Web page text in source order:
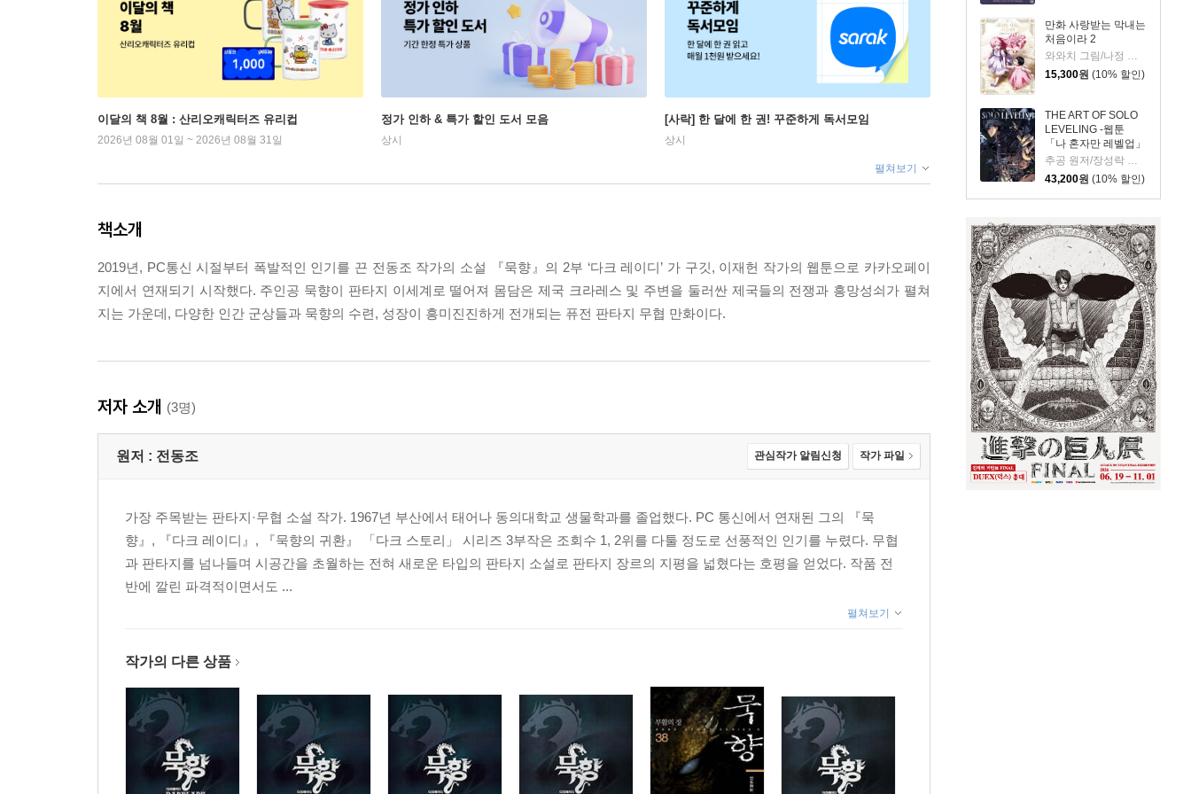
만화 사랑받는 막내는
처음이라 2
15,300원 (10% 할인)
THE ART OF SOLO
LEVELING -웹툰
「나 혼자만 레벨업」
공식 아트북-
추공 원저/장성락 그림
43,200원 (10% 할인)
이달의 책 8월 : 산리오캐릭터즈 유리컵
2026년 08월 01일 ~ 2026년 08월 31일
정가 인하 & 특가 할인 도서 모음
상시
[사락] 한 달에 한 권! 꾸준하게 독서모임
상시
펼쳐보기
책소개
2019년, PC통신 시절부터 폭발적인 인기를 끈 전동조 작가의 소설 『묵향』의 2부 ‘다크 레이디’ 가 구깃, 이재헌 작가의 웹툰으로 카카오페이
지에서 연재되기 시작했다. 주인공 묵향이 판타지 이세계로 떨어져 몸담은 제국 크라레스 및 주변을 둘러싼 제국들의 전쟁과 흥망성쇠가 펼쳐
지는 가운데, 다양한 인간 군상들과 묵향의 수련, 성장이 흥미진진하게 전개되는 퓨전 판타지 무협 만화이다.
저자 소개 (3명)
원저 : 전동조 관심작가 알림신청 작가 파일
가장 주목받는 판타지·무협 소설 작가. 1967년 부산에서 태어나 동의대학교 생물학과를 졸업했다. PC 통신에서 연재된 그의 『묵
향』, 『다크 레이디』, 『묵향의 귀환』 「다크 스토리」 시리즈 3부작은 조회수 1, 2위를 다툴 정도로 선풍적인 인기를 누렸다. 무협
과 판타지를 넘나들며 시공간을 초월하는 전혀 새로운 타입의 판타지 소설로 판타지 장르의 지평을 넓혔다는 호평을 얻었다. 작품 전
반에 깔린 파격적이면서도 ...
펼쳐보기
작가의 다른 상품